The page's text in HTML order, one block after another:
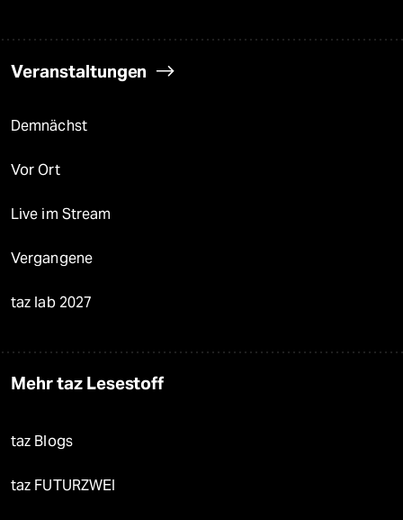
Veranstaltungen
Demnächst
Vor Ort
Live im Stream
Vergangene
taz lab 2027
Mehr taz Lesestoff
taz Blogs
taz FUTURZWEI